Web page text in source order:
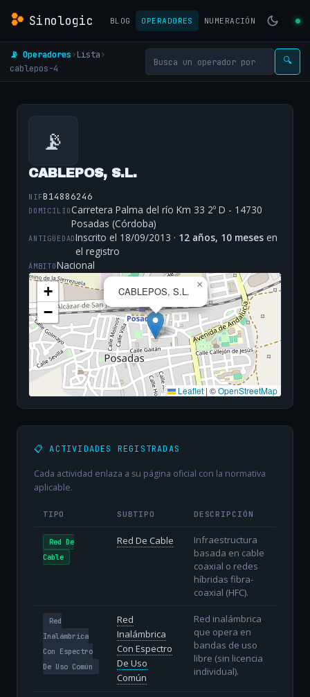
Sinologic BLOG OPERADORES NUMERACIÓN
📡 Operadores› Lista›
cablepos-4
🔍
📡
CABLEPOS, S.L.
NIFB14886246
DOMICILIOCarretera Palma del río Km 33 2º D - 14730
Posadas (Córdoba)
ANTIGÜEDADInscrito el 18/09/2013 · 12 años, 10 meses en
el registro
ÁMBITONacional
CABLEPOS, S.L.
×
+
−
Leaflet | ©OpenStreetMap
📋 ACTIVIDADES REGISTRADAS
Cada actividad enlaza a su página oficial con la normativa
aplicable.
TIPO SUBTIPO DESCRIPCIÓN
Red De
Cable
Red De Cable
Infraestructura
basada en cable
coaxial o redes
híbridas fibra-
coaxial (HFC).
Red
Inalámbrica
Con Espectro
De Uso Común
Red
Inalámbrica
Con Espectro
De Uso
Común
Red inalámbrica
que opera en
bandas de uso
libre (sin licencia
individual).